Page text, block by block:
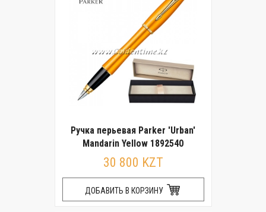
Ручка перьевая Parker 'Urban'
Mandarin Yellow 1892540
30 800 KZT
ДОБАВИТЬ В КОРЗИНУ